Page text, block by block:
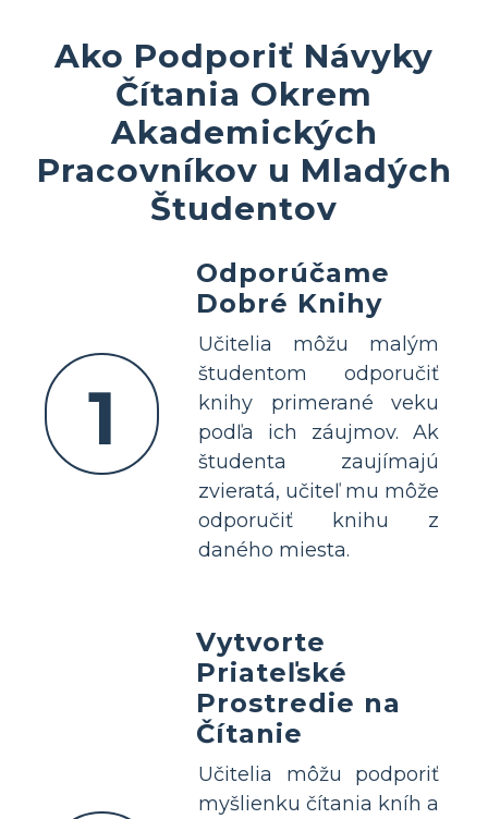
Ako Podporiť Návyky
Čítania Okrem
Akademických
Pracovníkov u Mladých
Študentov
1
Odporúčame
Dobré Knihy
Učitelia môžu malým
študentom odporučiť
knihy primerané veku
podľa ich záujmov. Ak
študenta zaujímajú
zvieratá, učiteľ mu môže
odporučiť knihu z
daného miesta.
Vytvorte
Priateľské
Prostredie na
Čítanie
Učitelia môžu podporiť
myšlienku čítania kníh a